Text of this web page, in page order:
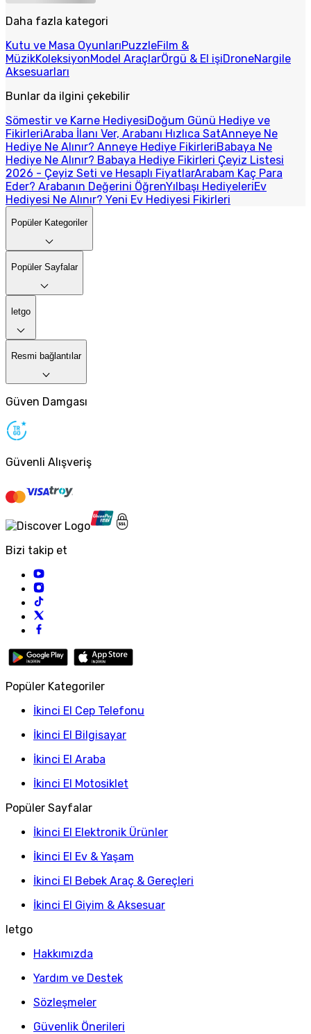
Daha fazla kategori
Kutu ve Masa OyunlarıPuzzleFilm &
MüzikKoleksiyonModel AraçlarÖrgü & El işiDroneNargile
Aksesuarları
Bunlar da ilgini çekebilir
Sömestir ve Karne HediyesiDoğum Günü Hediye ve
FikirleriAraba İlanı Ver, Arabanı Hızlıca SatAnneye Ne
Hediye Ne Alınır? Anneye Hediye FikirleriBabaya Ne
Hediye Ne Alınır? Babaya Hediye Fikirleri Çeyiz Listesi
2026 - Çeyiz Seti ve Hesaplı FiyatlarArabam Kaç Para
Eder? Arabanın Değerini ÖğrenYılbaşı HediyeleriEv
Hediyesi Ne Alınır? Yeni Ev Hediyesi Fikirleri
Popüler Kategoriler
Popüler Sayfalar
letgo
Resmi bağlantılar
Güven Damgası
Güvenli Alışveriş
Bizi takip et
Popüler Kategoriler
İkinci El Cep Telefonu
İkinci El Bilgisayar
İkinci El Araba
İkinci El Motosiklet
Popüler Sayfalar
İkinci El Elektronik Ürünler
İkinci El Ev & Yaşam
İkinci El Bebek Araç & Gereçleri
İkinci El Giyim & Aksesuar
letgo
Hakkımızda
Yardım ve Destek
Sözleşmeler
Güvenlik Önerileri